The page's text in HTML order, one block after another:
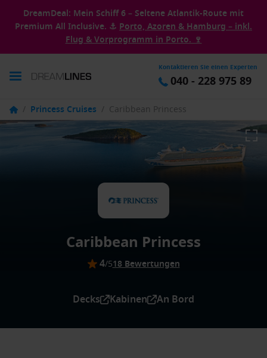
DreamDeal: Mein Schiff 6 – Seltene Atlantik-Route mit
Premium All Inclusive. ⚓ Porto, Azoren & Hamburg – inkl.
Flug & Vorprogramm in Porto. 🍷
Kontaktieren Sie einen Experten
040 - 228 975 89
/ Princess Cruises / Caribbean Princess
Caribbean Princess
4/518 Bewertungen
Decks Kabinen An Bord